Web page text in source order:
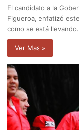
El candidato a la
Figueroa, enfatizó
como se está
Ver Mas »